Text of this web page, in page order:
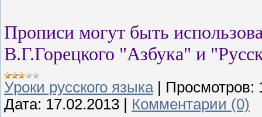
Прописи могут быть
В.Г.Горецкого "Азбука" и
Уроки русского языка| Просмотров:
Дата: 17.02.2013
Комментарии (0)